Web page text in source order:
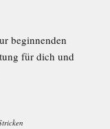
beginnenden
für dich und